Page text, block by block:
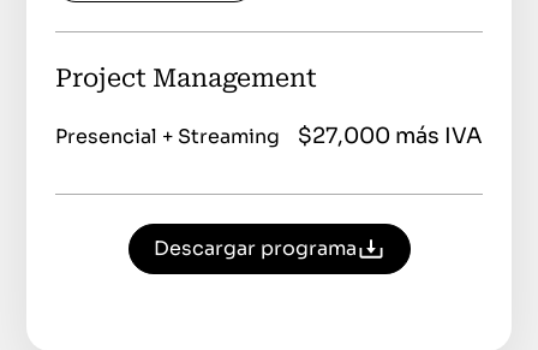
Project Management
Presencial + Streaming $27,000 más IVA
Descargar programa